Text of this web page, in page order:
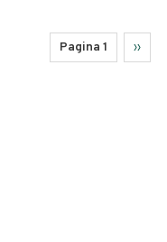
Pagina 1 ››